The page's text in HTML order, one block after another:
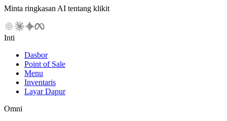
Minta ringkasan AI tentang klikit
Inti
Dasbor
Point of Sale
Menu
Inventaris
Layar Dapur
Omni